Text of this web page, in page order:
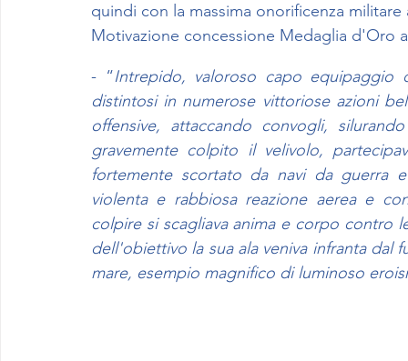
quindi con la massima onorificenza militare
Motivazione concessione Medaglia d'Oro
- “Intrepido, valoroso capo equipaggio
distintosi in numerose vittoriose azioni
offensive, attaccando convogli,
gravemente colpito il velivolo,
fortemente scortato da navi da guerra
violenta e rabbiosa reazione aerea e
colpire si scagliava anima e corpo contro
dell'obiettivo la sua ala veniva infranta dal
mare, esempio magnifico di luminoso